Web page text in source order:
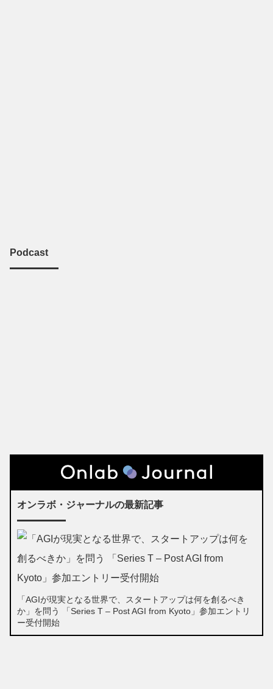
Podcast
オンラボ・ジャーナルの最新記事
「AGIが現実となる世界で、スタートアップは何を創るべき
か」を問う 「Series T – Post AGI from Kyoto」参加エントリ
ー受付開始